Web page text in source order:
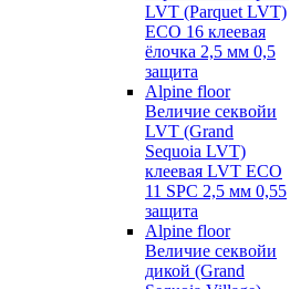
LVT (Parquet LVT)
ECO 16 клеевая
ёлочка 2,5 мм 0,5
защита
Alpine floor
Величие секвойи
LVT (Grand
Sequoia LVT)
клеевая LVT ECO
11 SPC 2,5 мм 0,55
защита
Alpine floor
Величие секвойи
дикой (Grand